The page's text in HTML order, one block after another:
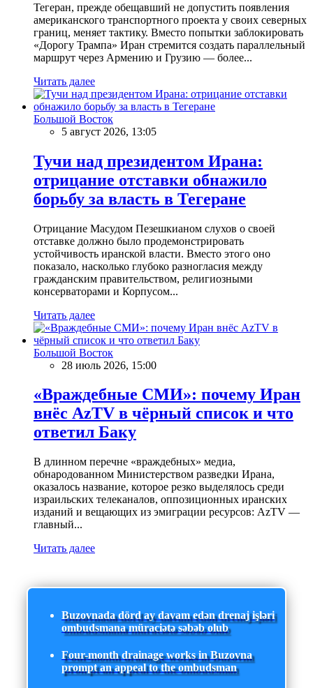
Тегеран, прежде обещавший не допустить появления
американского транспортного проекта у своих северных
границ, меняет тактику. Вместо попытки заблокировать
«Дорогу Трампа» Иран стремится создать параллельный
маршрут через Армению и Грузию — более...
Читать далее
Большой Восток
5 август 2026, 13:05
Тучи над президентом Ирана:
отрицание отставки обнажило
борьбу за власть в Тегеране
Отрицание Масудом Пезешкианом слухов о своей
отставке должно было продемонстрировать
устойчивость иранской власти. Вместо этого оно
показало, насколько глубоко разногласия между
гражданским правительством, религиозными
консерваторами и Корпусом...
Читать далее
Большой Восток
28 июль 2026, 15:00
«Враждебные СМИ»: почему Иран
внёс AzTV в чёрный список и что
ответил Баку
В длинном перечне «враждебных» медиа,
обнародованном Министерством разведки Ирана,
оказалось название, которое резко выделялось среди
израильских телеканалов, оппозиционных иранских
изданий и вещающих из эмиграции ресурсов: AzTV —
главный...
Читать далее
Buzovnada dörd ay davam edən drenaj işləri
ombudsmana müraciətə səbəb olub
Four-month drainage works in Buzovna
prompt an appeal to the ombudsman